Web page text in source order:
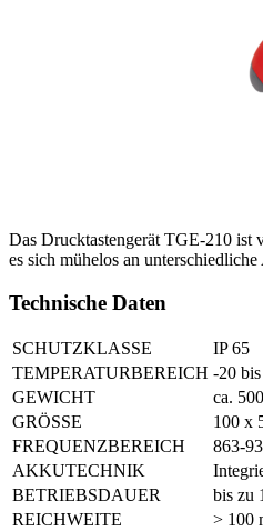
Das Drucktastengerät TGE-210 ist
es sich mühelos an
Technische Daten
SCHUTZKLASSE
IP 65
TEMPERATURBEREICH -20
GEWICHT
ca.
GRÖSSE
100 x
FREQUENZBEREICH
863-
AKKUTECHNIK
BETRIEBSDAUER
bis zu
REICHWEITE
> 100